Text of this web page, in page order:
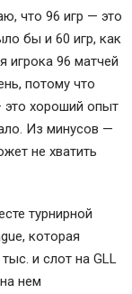
что 96 игр — это
бы и 60 игр, как
96 матчей
потому что
хороший опыт
Из минусов —
не хватить
турнирной
которая
и слот на GLL
нем